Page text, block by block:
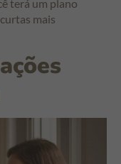
terá um plano
mais